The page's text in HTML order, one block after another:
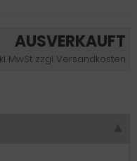
AUSVERKAUFT
MwSt. zzgl. Versandkosten